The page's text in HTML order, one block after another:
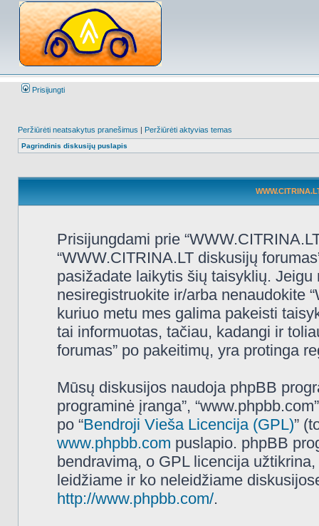
Prisijungti
Peržiūrėti neatsakytus pranešimus | Peržiūrėti aktyvias temas
Pagrindinis diskusijų puslapis
Prisijungdami prie
“WWW.CITRINA.LT diskusijų
pasižadate laikytis šių taisyklių.
nesiregistruokite ir/arba nenaudokite
kuriuo metu mes galima pakeisti
tai informuotas, tačiau, kadangi ir
forumas” po pakeitimų, yra protinga
Mūsų diskusijos naudoja phpBB
programinė įranga”,
po “Bendroji Vieša Licencija (GPL)”
www.phpbb.com puslapio. phpBB
bendravimą, o GPL licencija
leidžiame ir ko neleidžiame
http://www.phpbb.com/.